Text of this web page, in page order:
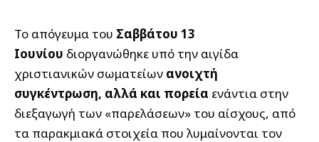
Το απόγευμα του Σαββάτου 13
Ιουνίου διοργανώθηκε υπό την αιγίδα
χριστιανικών σωματείων ανοιχτή
συγκέντρωση, αλλά και πορεία ενάντια στην
διεξαγωγή των «παρελάσεων» του αίσχους, από
τα παρακμιακά στοιχεία που λυμαίνονται τον